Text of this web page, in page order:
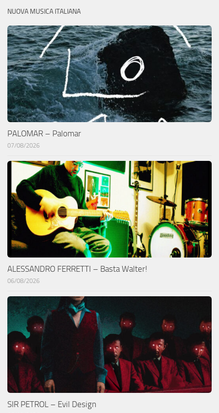
NUOVA MUSICA ITALIANA
PALOMAR – Palomar
07/08/2026
ALESSANDRO FERRETTI – Basta Walter!
06/08/2026
SIR PETROL – Evil Design